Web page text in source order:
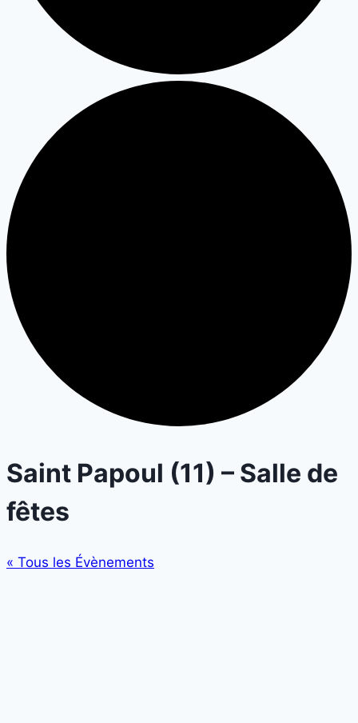
Saint Papoul (11) – Salle de
fêtes
« Tous les Évènements